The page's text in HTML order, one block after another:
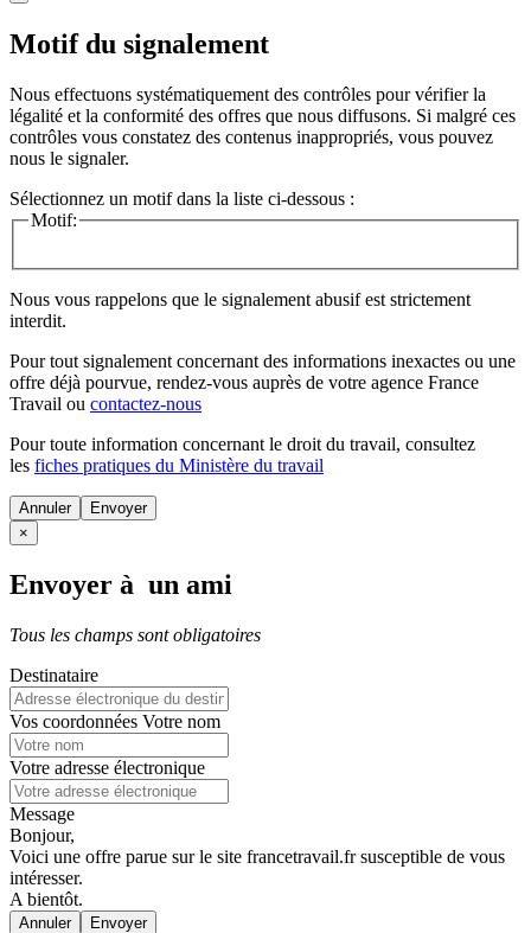
Motif du signalement
Nous effectuons systématiquement des contrôles pour vérifier la
légalité et la conformité des offres que nous diffusons. Si malgré ces
contrôles vous constatez des contenus inappropriés, vous pouvez
nous le signaler.
Sélectionnez un motif dans la liste ci-dessous :
Motif:
Nous vous rappelons que le signalement abusif est strictement
interdit.
Pour tout signalement concernant des informations inexactes ou une
offre déjà pourvue, rendez-vous auprès de votre agence France
Travail ou contactez-nous
Pour toute information concernant le droit du travail, consultez
les fiches pratiques du Ministère du travail
Annuler
×
Envoyer à un ami
Tous les champs sont obligatoires
Destinataire
Vos coordonnées Votre nom
Votre adresse électronique
Message
Bonjour,
Voici une offre parue sur le site francetravail.fr susceptible de vous
intéresser.
A bientôt.
Annuler